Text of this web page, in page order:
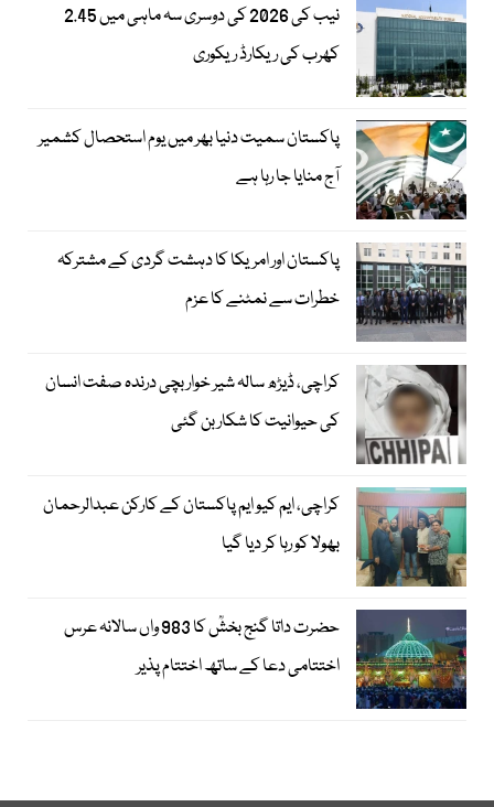
نیب کی 2026 کی دوسری سہ ماہی میں 2.45
کھرب کی ریکارڈ ریکوری
پاکستان سمیت دنیا بھر میں یوم استحصال کشمیر
آج منایا جا رہا ہے
پاکستان اور امریکا کا دہشت گردی کے مشترکہ
خطرات سے نمٹنے کا عزم
کراچی، ڈیڑھ سالہ شیر خوار بچی درندہ صفت انسان
کی حیوانیت کا شکار بن گئی
کراچی، ایم کیو ایم پاکستان کے کارکن عبدالرحمان
بھولا کو رہا کر دیا گیا
حضرت داتا گنج بخشؒ کا 983 واں سالانہ عرس
اختتامی دعا کے ساتھ اختتام پذیر